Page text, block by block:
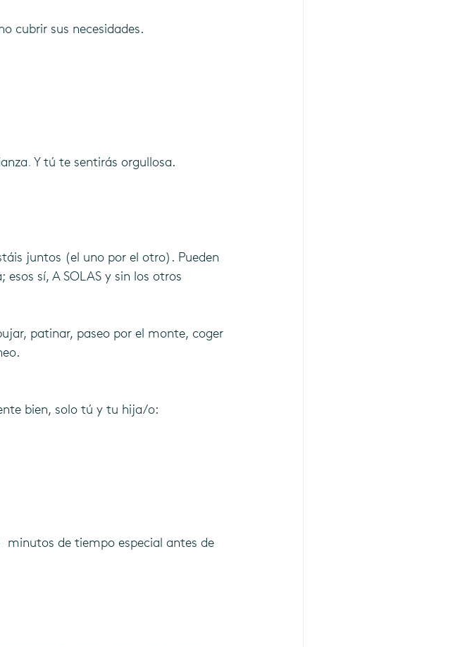
cubrir sus necesidades.
. Y tú te sentirás orgullosa.
juntos (el uno por el otro). Pueden
sí, A SOLAS y sin los otros
patinar, paseo por el monte, coger
bien, solo tú y tu hija/o:
minutos de tiempo especial antes de